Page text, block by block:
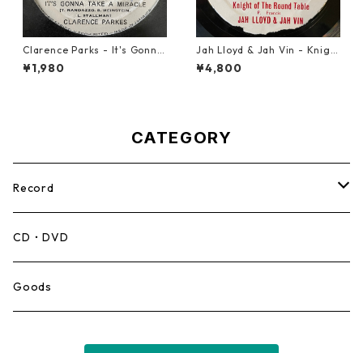
Clarence Parks - It's Gonna
Take A Miracle【7-21096】
¥1,980
Jah Lloyd & Jah Vin - Knigh
t Of The Round Table【7-21
908】
¥4,800
CATEGORY
Record
Mento,Calypso,Ballad
Ska
CD・DVD
Goods